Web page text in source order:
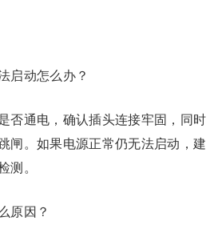
启动怎么办？
否通电，确认插头连接牢固，同时
闸。如果电源正常仍无法启动，建
测。
原因？